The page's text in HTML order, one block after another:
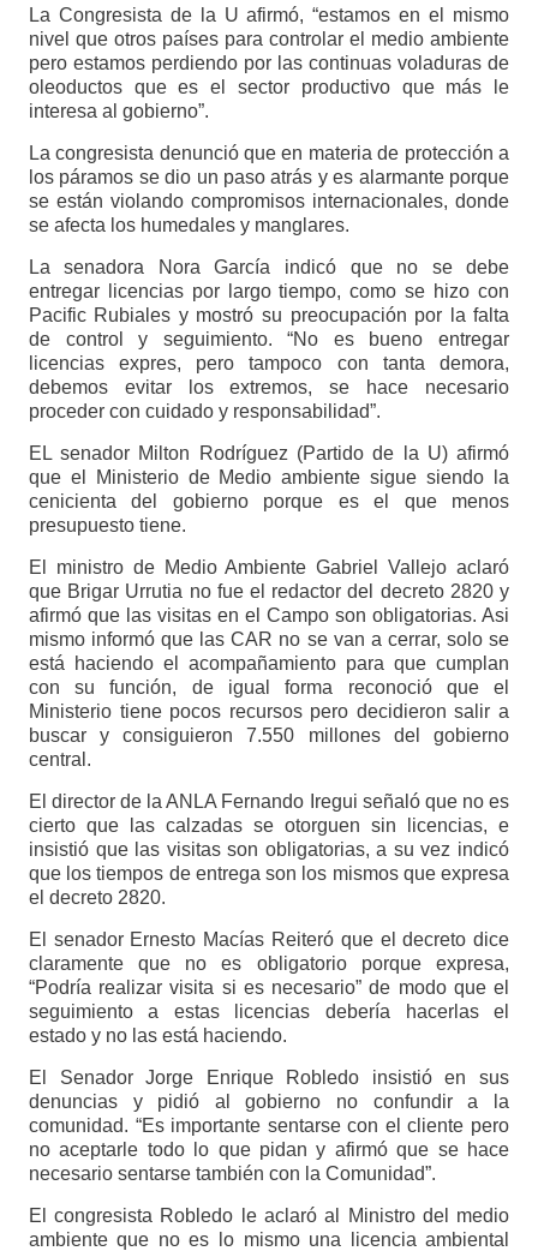
La Congresista de la U afirmó, “estamos en el mismo
nivel que otros países para controlar el medio ambiente
pero estamos perdiendo por las continuas voladuras de
oleoductos que es el sector productivo que más le
interesa al gobierno”.
La congresista denunció que en materia de protección a
los páramos se dio un paso atrás y es alarmante porque
se están violando compromisos internacionales, donde
se afecta los humedales y manglares.
La senadora Nora García indicó que no se debe
entregar licencias por largo tiempo, como se hizo con
Pacific Rubiales y mostró su preocupación por la falta
de control y seguimiento. “No es bueno entregar
licencias expres, pero tampoco con tanta demora,
debemos evitar los extremos, se hace necesario
proceder con cuidado y responsabilidad”.
EL senador Milton Rodríguez (Partido de la U) afirmó
que el Ministerio de Medio ambiente sigue siendo la
cenicienta del gobierno porque es el que menos
presupuesto tiene.
El ministro de Medio Ambiente Gabriel Vallejo aclaró
que Brigar Urrutia no fue el redactor del decreto 2820 y
afirmó que las visitas en el Campo son obligatorias. Asi
mismo informó que las CAR no se van a cerrar, solo se
está haciendo el acompañamiento para que cumplan
con su función, de igual forma reconoció que el
Ministerio tiene pocos recursos pero decidieron salir a
buscar y consiguieron 7.550 millones del gobierno
central.
El director de la ANLA Fernando Iregui señaló que no es
cierto que las calzadas se otorguen sin licencias, e
insistió que las visitas son obligatorias, a su vez indicó
que los tiempos de entrega son los mismos que expresa
el decreto 2820.
El senador Ernesto Macías Reiteró que el decreto dice
claramente que no es obligatorio porque expresa,
“Podría realizar visita si es necesario” de modo que el
seguimiento a estas licencias debería hacerlas el
estado y no las está haciendo.
El Senador Jorge Enrique Robledo insistió en sus
denuncias y pidió al gobierno no confundir a la
comunidad. “Es importante sentarse con el cliente pero
no aceptarle todo lo que pidan y afirmó que se hace
necesario sentarse también con la Comunidad”.
El congresista Robledo le aclaró al Ministro del medio
ambiente que no es lo mismo una licencia ambiental